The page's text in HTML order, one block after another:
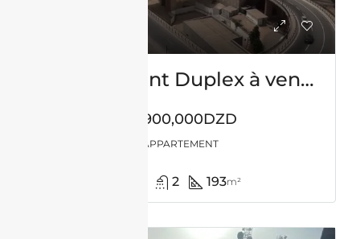
Appartement Duplex à vendre – Centre Ville -Oran avec vue sur mer
57,900,000DZD
APPARTEMENT
2 193m²